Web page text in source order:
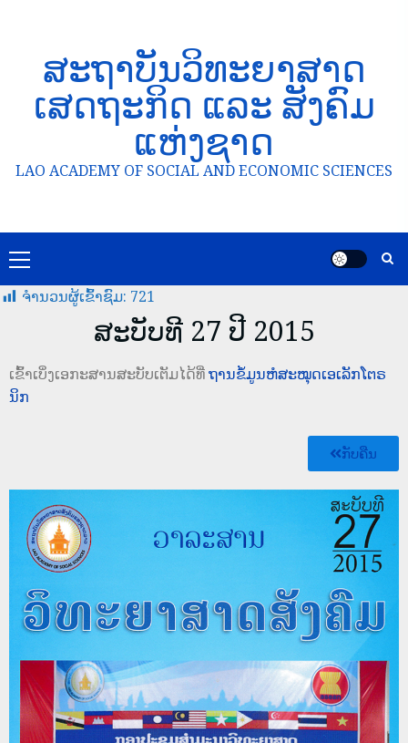
ສະຖາບັນວິທະຍາສາດ
ເສດຖະກິດ ແລະ ສັງຄົມ
ແຫ່ງຊາດ
LAO ACADEMY OF SOCIAL AND ECONOMIC SCIENCES
ຈໍານວນຜູ້ເຂົ້າຊົມ: 721
ສະບັບທີ 27 ປີ 2015
ເຂົ້າເບິ່ງເອກະສານສະບັບເຕັມໄດ້ທີ່ຖານຂໍ້ມູນຫໍສະໝຸດເອເລັກໂຕຣ
ນິກ
ກັບຄືນ